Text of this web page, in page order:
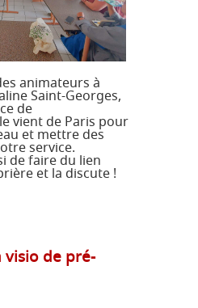
animateurs à
Saint-Georges,
de
vient de Paris pour
et mettre des
service.
de faire du lien
et la discute !
visio de pré-